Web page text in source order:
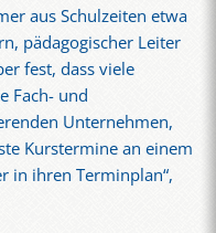
aus Schulzeiten etwa
pädagogischer Leiter
fest, dass viele
Fach- und
Unternehmen,
Kurstermine an einem
in ihren Terminplan“,